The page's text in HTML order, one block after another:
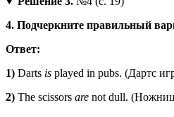
4. Подчеркните правильный
Ответ:
1) Darts is played in pubs. (Дартс
2) The scissors are not dull.